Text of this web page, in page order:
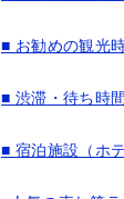
■ お勧めの観光
■ 渋滞・待ち時
■ 宿泊施設（ホ